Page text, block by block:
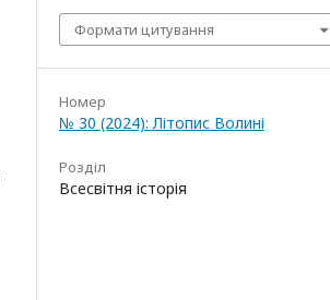
Формати цитування
Номер
№ 30 (2024): Літопис Волині
Розділ
Всесвітня історія